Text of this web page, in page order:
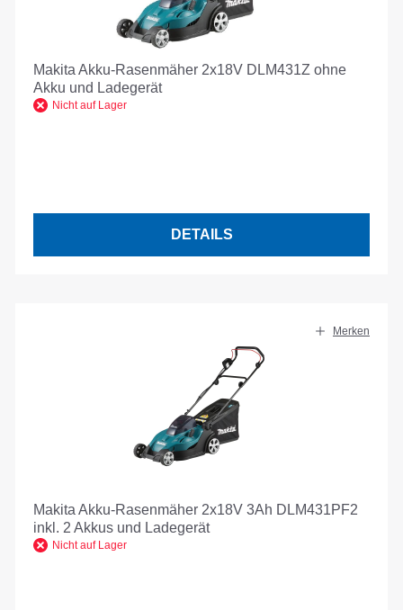
Makita Akku-Rasenmäher 2x18V DLM431Z ohne
Akku und Ladegerät
Nicht auf Lager
DETAILS
Merken
Makita Akku-Rasenmäher 2x18V 3Ah DLM431PF2
inkl. 2 Akkus und Ladegerät
Nicht auf Lager